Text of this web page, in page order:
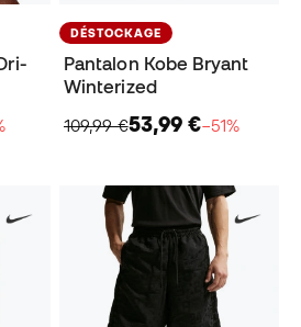
DÉSTOCKAGE
Pantalon Kobe Bryant
Winterized
109,99 €53,99 €−51%